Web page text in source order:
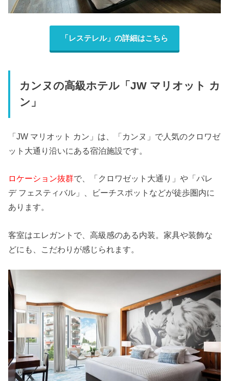
「レステレル」の詳細はこちら
カンヌの高級ホテル「JW マリオット カ
ン」
「JW マリオット カン」は、「カンヌ」で人気のクロワゼ
ット大通り沿いにある宿泊施設です。
ロケーション抜群で、「クロワゼット大通り」や「パレ
デ フェスティバル」、ビーチスポットなどが徒歩圏内に
あります。
客室はエレガントで、高級感のある内装。家具や装飾な
どにも、こだわりが感じられます。